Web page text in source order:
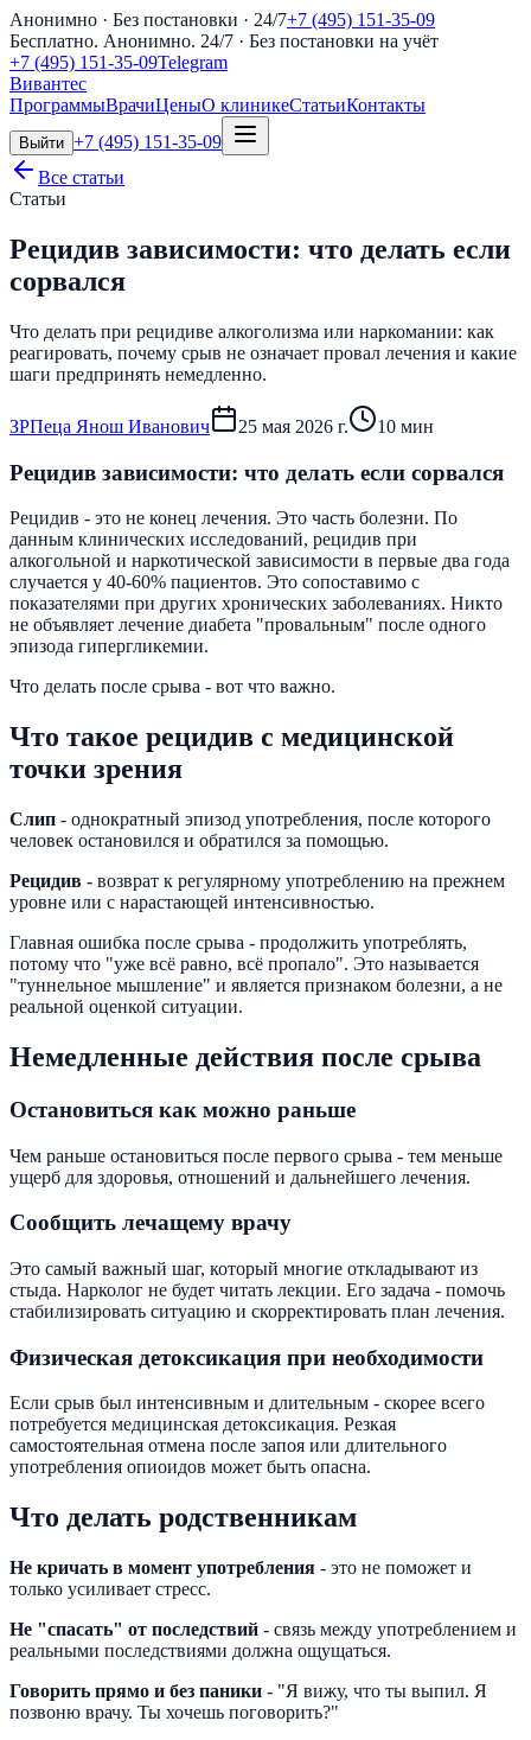
Анонимно · Без постановки · 24/7+7 (495) 151-35-09
Бесплатно. Анонимно. 24/7 · Без постановки на учёт
+7 (495) 151-35-09Telegram
Вивантес
ПрограммыВрачиЦеныО клиникеСтатьиКонтакты
Выйти +7 (495) 151-35-09
Все статьи
Статьи
Рецидив зависимости: что делать если
сорвался
Что делать при рецидиве алкоголизма или наркомании: как
реагировать, почему срыв не означает провал лечения и какие
шаги предпринять немедленно.
ЗРПеца Янош Иванович 25 мая 2026 г. 10 мин
Рецидив зависимости: что делать если сорвался
Рецидив - это не конец лечения. Это часть болезни. По
данным клинических исследований, рецидив при
алкогольной и наркотической зависимости в первые два года
случается у 40-60% пациентов. Это сопоставимо с
показателями при других хронических заболеваниях. Никто
не объявляет лечение диабета "провальным" после одного
эпизода гипергликемии.
Что делать после срыва - вот что важно.
Что такое рецидив с медицинской
точки зрения
Слип - однократный эпизод употребления, после которого
человек остановился и обратился за помощью.
Рецидив - возврат к регулярному употреблению на прежнем
уровне или с нарастающей интенсивностью.
Главная ошибка после срыва - продолжить употреблять,
потому что "уже всё равно, всё пропало". Это называется
"туннельное мышление" и является признаком болезни, а не
реальной оценкой ситуации.
Немедленные действия после срыва
Остановиться как можно раньше
Чем раньше остановиться после первого срыва - тем меньше
ущерб для здоровья, отношений и дальнейшего лечения.
Сообщить лечащему врачу
Это самый важный шаг, который многие откладывают из
стыда. Нарколог не будет читать лекции. Его задача - помочь
стабилизировать ситуацию и скорректировать план лечения.
Физическая детоксикация при необходимости
Если срыв был интенсивным и длительным - скорее всего
потребуется медицинская детоксикация. Резкая
самостоятельная отмена после запоя или длительного
употребления опиоидов может быть опасна.
Что делать родственникам
Не кричать в момент употребления - это не поможет и
только усиливает стресс.
Не "спасать" от последствий - связь между употреблением и
реальными последствиями должна ощущаться.
Говорить прямо и без паники - "Я вижу, что ты выпил. Я
позвоню врачу. Ты хочешь поговорить?"